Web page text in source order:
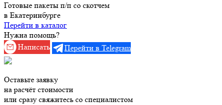
Готовые пакеты п/п со скотчем
в Екатеринбурге
Перейти в каталог
Нужна помощь?
Написать
Перейти в Telegram
Оставьте заявку
на расчёт стоимости
или сразу свяжитесь со специалистом